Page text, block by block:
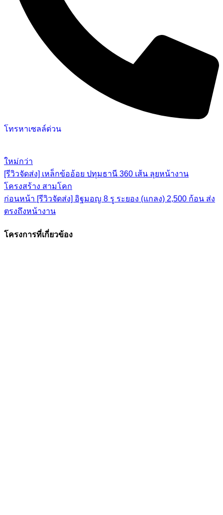
โทรหาเซลล์ด่วน
ใหม่กว่า
[รีวิวจัดส่ง] เหล็กข้ออ้อย ปทุมธานี 360 เส้น ลุยหน้างาน
โครงสร้าง สามโคก
ก่อนหน้า [รีวิวจัดส่ง] อิฐมอญ 8 รู ระยอง (แกลง) 2,500 ก้อน ส่ง
ตรงถึงหน้างาน
โครงการที่เกี่ยวข้อง